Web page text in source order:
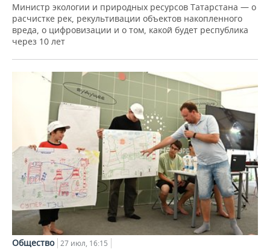
Министр экологии и природных ресурсов Татарстана — о
расчистке рек, рекультивации объектов накопленного
вреда, о цифровизации и о том, какой будет республика
через 10 лет
Общество 27 июл, 16:15